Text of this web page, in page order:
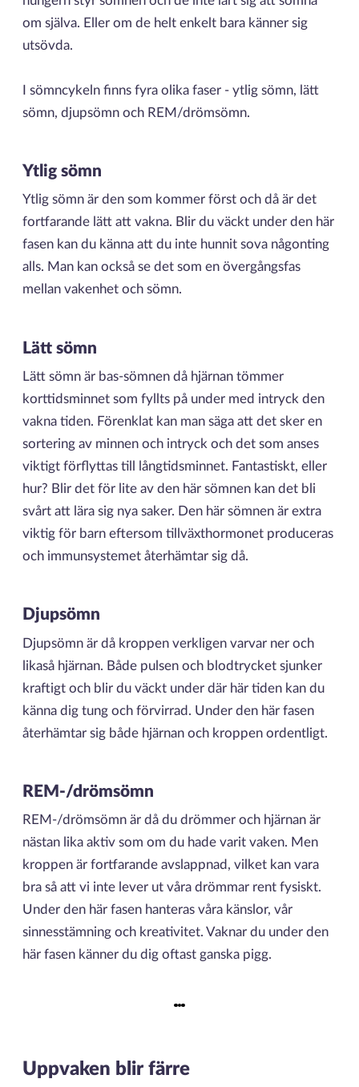
om själva. Eller om de helt enkelt bara känner sig
utsövda.
I sömncykeln finns fyra olika faser - ytlig sömn, lätt
sömn, djupsömn och REM/drömsömn.
Ytlig sömn
Ytlig sömn är den som kommer först och då är det
fortfarande lätt att vakna. Blir du väckt under den här
fasen kan du känna att du inte hunnit sova någonting
alls. Man kan också se det som en övergångsfas
mellan vakenhet och sömn.
Lätt sömn
Lätt sömn är bas-sömnen då hjärnan tömmer
korttidsminnet som fyllts på under med intryck den
vakna tiden. Förenklat kan man säga att det sker en
sortering av minnen och intryck och det som anses
viktigt förflyttas till långtidsminnet. Fantastiskt, eller
hur? Blir det för lite av den här sömnen kan det bli
svårt att lära sig nya saker. Den här sömnen är extra
viktig för barn eftersom tillväxthormonet produceras
och immunsystemet återhämtar sig då.
Djupsömn
Djupsömn är då kroppen verkligen varvar ner och
likaså hjärnan. Både pulsen och blodtrycket sjunker
kraftigt och blir du väckt under där här tiden kan du
känna dig tung och förvirrad. Under den här fasen
återhämtar sig både hjärnan och kroppen ordentligt.
REM-/drömsömn
REM-/drömsömn är då du drömmer och hjärnan är
nästan lika aktiv som om du hade varit vaken. Men
kroppen är fortfarande avslappnad, vilket kan vara
bra så att vi inte lever ut våra drömmar rent fysiskt.
Under den här fasen hanteras våra känslor, vår
sinnesstämning och kreativitet. Vaknar du under den
här fasen känner du dig oftast ganska pigg.
Uppvaken blir färre